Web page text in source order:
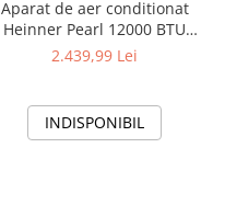
Aparat de aer conditionat
Heinner Pearl 12000 BTU
Wi-Fi, Clasa A+++/A+++, AI
alb
2.439,99 Lei
INDISPONIBIL